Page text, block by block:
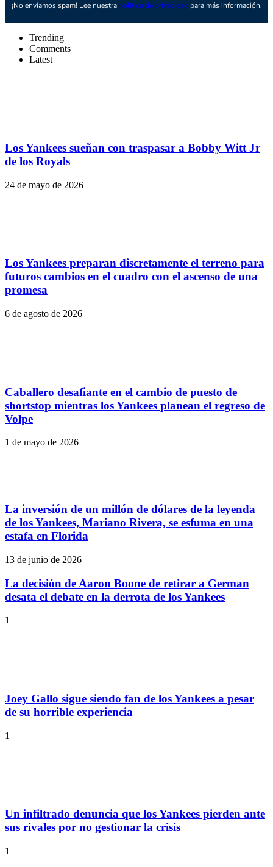
¡No enviamos spam! Lee nuestra política de privacidad para más información.
Trending
Comments
Latest
Los Yankees sueñan con traspasar a Bobby Witt Jr
de los Royals
24 de mayo de 2026
Los Yankees preparan discretamente el terreno para
futuros cambios en el cuadro con el ascenso de una
promesa
6 de agosto de 2026
Caballero desafiante en el cambio de puesto de
shortstop mientras los Yankees planean el regreso de
Volpe
1 de mayo de 2026
La inversión de un millón de dólares de la leyenda
de los Yankees, Mariano Rivera, se esfuma en una
estafa en Florida
13 de junio de 2026
La decisión de Aaron Boone de retirar a German
desata el debate en la derrota de los Yankees
1
Joey Gallo sigue siendo fan de los Yankees a pesar
de su horrible experiencia
1
Un infiltrado denuncia que los Yankees pierden ante
sus rivales por no gestionar la crisis
1